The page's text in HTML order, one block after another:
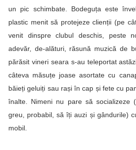
un pic schimbate. Bodeguța este
plastic menit să protejeze clienții (pe
venit dinspre clubul deschis, peste
adevăr, de-alături, răsună muzică de
părăsit vineri seara s-au teleportat
câteva măsuțe joase asortate cu
băieți geluiți sau rași în cap și fete cu
înalte. Nimeni nu pare să socializeze
greu, probabil, să îți auzi și gândurile)
mobil.